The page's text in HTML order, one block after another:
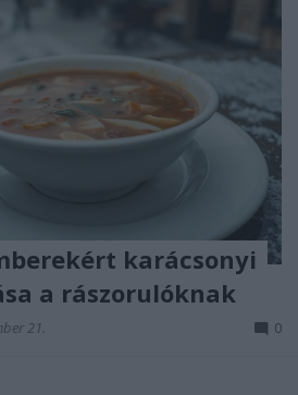
karácsonyi
a rászorulóknak
21. 0